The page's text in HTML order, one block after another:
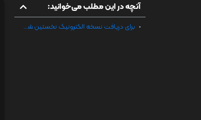
آنچه در این مطلب می‌خوانید:
برای دریافت نسخه الکترونیک نخستین شماره نشریه خبری ایران یاسا کلیک کنید؛ iran yasa1 (1)